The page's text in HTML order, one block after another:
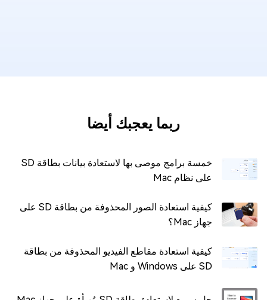
ربما يعجبك أيضا
خمسة برامج موصى بها لاستعادة بيانات بطاقة SD
على نظام Mac
كيفية استعادة الصور المحذوفة من بطاقة SD على
جهاز Mac؟
كيفية استعادة مقاطع الفيديو المحذوفة من بطاقة
SD على Windows و Mac